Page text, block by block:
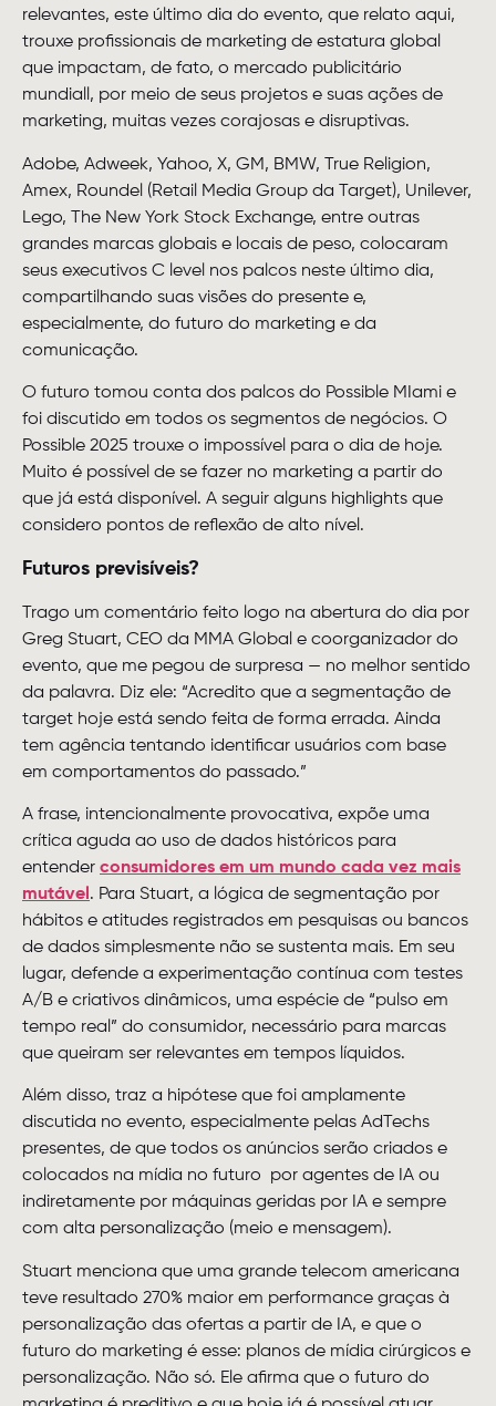
relevantes, este último dia do evento, que relato aqui,
trouxe profissionais de marketing de estatura global
que impactam, de fato, o mercado publicitário
mundiall, por meio de seus projetos e suas ações de
marketing, muitas vezes corajosas e disruptivas.
Adobe, Adweek, Yahoo, X, GM, BMW, True Religion,
Amex, Roundel (Retail Media Group da Target), Unilever,
Lego, The New York Stock Exchange, entre outras
grandes marcas globais e locais de peso, colocaram
seus executivos C level nos palcos neste último dia,
compartilhando suas visões do presente e,
especialmente, do futuro do marketing e da
comunicação.
O futuro tomou conta dos palcos do Possible MIami e
foi discutido em todos os segmentos de negócios. O
Possible 2025 trouxe o impossível para o dia de hoje.
Muito é possível de se fazer no marketing a partir do
que já está disponível. A seguir alguns highlights que
considero pontos de reflexão de alto nível.
Futuros previsíveis?
Trago um comentário feito logo na abertura do dia por
Greg Stuart, CEO da MMA Global e coorganizador do
evento, que me pegou de surpresa — no melhor sentido
da palavra. Diz ele: “Acredito que a segmentação de
target hoje está sendo feita de forma errada. Ainda
tem agência tentando identificar usuários com base
em comportamentos do passado.”
A frase, intencionalmente provocativa, expõe uma
crítica aguda ao uso de dados históricos para
entender consumidores em um mundo cada vez mais
mutável . Para Stuart, a lógica de segmentação por
hábitos e atitudes registrados em pesquisas ou bancos
de dados simplesmente não se sustenta mais. Em seu
lugar, defende a experimentação contínua com testes
A/B e criativos dinâmicos, uma espécie de “pulso em
tempo real” do consumidor, necessário para marcas
que queiram ser relevantes em tempos líquidos.
Além disso, traz a hipótese que foi amplamente
discutida no evento, especialmente pelas AdTechs
presentes, de que todos os anúncios serão criados e
colocados na mídia no futuro por agentes de IA ou
indiretamente por máquinas geridas por IA e sempre
com alta personalização (meio e mensagem).
Stuart menciona que uma grande telecom americana
teve resultado 270% maior em performance graças à
personalização das ofertas a partir de IA, e que o
futuro do marketing é esse: planos de mídia cirúrgicos e
personalização. Não só. Ele afirma que o futuro do